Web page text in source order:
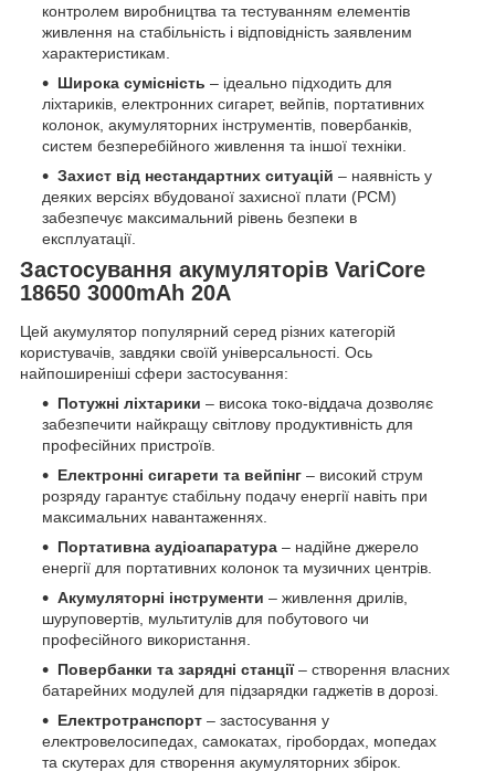
контролем виробництва та тестуванням елементів
живлення на стабільність і відповідність заявленим
характеристикам.
Широка сумісність – ідеально підходить для
ліхтариків, електронних сигарет, вейпів, портативних
колонок, акумуляторних інструментів, повербанків,
систем безперебійного живлення та іншої техніки.
Захист від нестандартних ситуацій – наявність у
деяких версіях вбудованої захисної плати (PCM)
забезпечує максимальний рівень безпеки в
експлуатації.
Застосування акумуляторів VariCore
18650 3000mAh 20A
Цей акумулятор популярний серед різних категорій
користувачів, завдяки своїй універсальності. Ось
найпоширеніші сфери застосування:
Потужні ліхтарики – висока токо-віддача дозволяє
забезпечити найкращу світлову продуктивність для
професійних пристроїв.
Електронні сигарети та вейпінг – високий струм
розряду гарантує стабільну подачу енергії навіть при
максимальних навантаженнях.
Портативна аудіоапаратура – надійне джерело
енергії для портативних колонок та музичних центрів.
Акумуляторні інструменти – живлення дрилів,
шуруповертів, мультитулів для побутового чи
професійного використання.
Повербанки та зарядні станції– створення власних
батарейних модулей для підзарядки гаджетів в дорозі.
Електротранспорт – застосування у
електровелосипедах, самокатах, гіробордах, мопедах
та скутерах для створення акумуляторних збірок.